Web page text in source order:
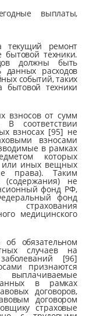
выплаты,
текущий ремонт
техники.
должны быть
расходов
собы­тий, таких
бытовой техники
взносов от сумм
соответствии
взносах [95] не
взносами
в рамках
которых
или иных вещных
права). Таким
не
фонд РФ,
фонд
страхования
медицинского
об обязательном
случаев на
[96]
признаются
в рамках
договоров,
договором
страховые